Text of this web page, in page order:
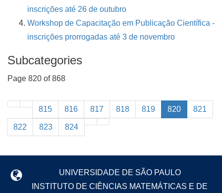
inscrições até 26 de outubro
Workshop de Capacitação em Publicação Científica -
inscrições prorrogadas até 3 de novembro
Subcategories
Page 820 of 868
815 816 817 818 819 820 821
822 823 824
UNIVERSIDADE DE SÃO PAULO
INSTITUTO DE CIÊNCIAS MATEMÁTICAS E DE